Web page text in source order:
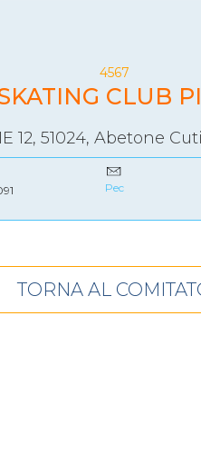
4567
CLUB
12, 51024, Abetone
Pec
TORNA AL
SKATE4ALL
Impianti Feed